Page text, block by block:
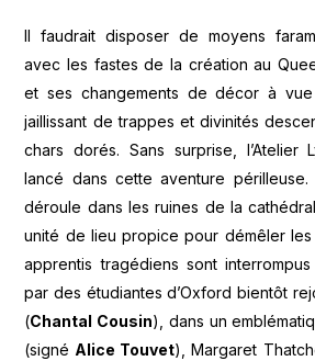
Il faudrait disposer de moyens
avec les fastes de la création au
et ses changements de décor à
jaillissant de trappes et divinités
chars dorés. Sans surprise, l’Atelier
lancé dans cette aventure périlleuse.
déroule dans les ruines de la
unité de lieu propice pour démêler les
apprentis tragédiens sont
par des étudiantes d’Oxford bientôt
(Chantal Cousin), dans un
(signé Alice Touvet), Margaret